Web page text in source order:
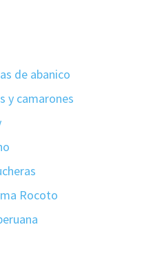
de abanico
y camarones
Rocoto